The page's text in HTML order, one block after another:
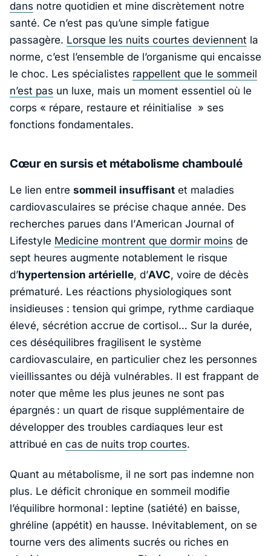
dans notre quotidien et mine discrètement notre
santé. Ce n’est pas qu’une simple fatigue
passagère. Lorsque les nuits courtes deviennent la
norme, c’est l’ensemble de l’organisme qui encaisse
le choc. Les spécialistes rappellent que le sommeil
n’est pas un luxe, mais un moment essentiel où le
corps « répare, restaure et réinitialise » ses
fonctions fondamentales.
Cœur en sursis et métabolisme chamboulé
Le lien entre sommeil insuffisant et maladies
cardiovasculaires se précise chaque année. Des
recherches parues dans l’American Journal of
Lifestyle Medicine montrent que dormir moins de
sept heures augmente notablement le risque
d’hypertension artérielle, d’AVC, voire de décès
prématuré. Les réactions physiologiques sont
insidieuses : tension qui grimpe, rythme cardiaque
élevé, sécrétion accrue de cortisol… Sur la durée,
ces déséquilibres fragilisent le système
cardiovasculaire, en particulier chez les personnes
vieillissantes ou déjà vulnérables. Il est frappant de
noter que même les plus jeunes ne sont pas
épargnés : un quart de risque supplémentaire de
développer des troubles cardiaques leur est
attribué en cas de nuits trop courtes.
Quant au métabolisme, il ne sort pas indemne non
plus. Le déficit chronique en sommeil modifie
l’équilibre hormonal : leptine (satiété) en baisse,
ghréline (appétit) en hausse. Inévitablement, on se
tourne vers des aliments sucrés ou riches en